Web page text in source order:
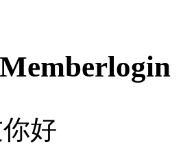
Memberlogin
好